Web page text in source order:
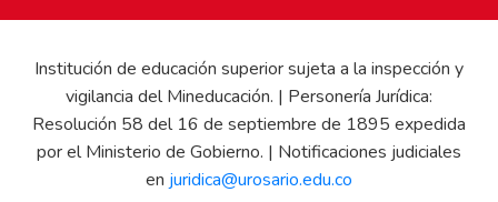
Institución de educación superior sujeta a la inspección y
vigilancia del Mineducación. | Personería Jurídica:
Resolución 58 del 16 de septiembre de 1895 expedida
por el Ministerio de Gobierno. | Notificaciones judiciales
en juridica@urosario.edu.co